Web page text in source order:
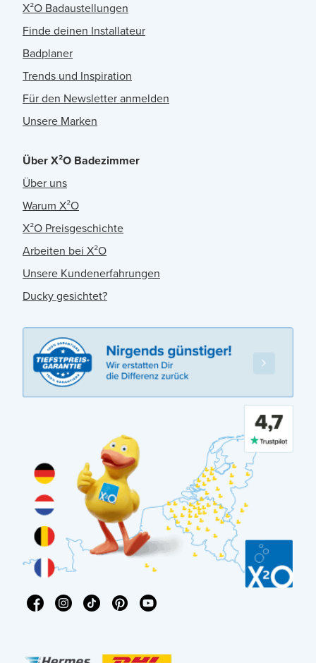
X²O Badaustellungen
Finde deinen Installateur
Badplaner
Trends und Inspiration
Für den Newsletter anmelden
Unsere Marken
Über X²O Badezimmer
Über uns
Warum X²O
X²O Preisgeschichte
Arbeiten bei X²O
Unsere Kundenerfahrungen
Ducky gesichtet?